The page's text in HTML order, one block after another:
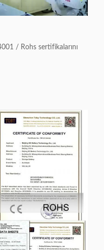
/ Rohs sertifikalarını